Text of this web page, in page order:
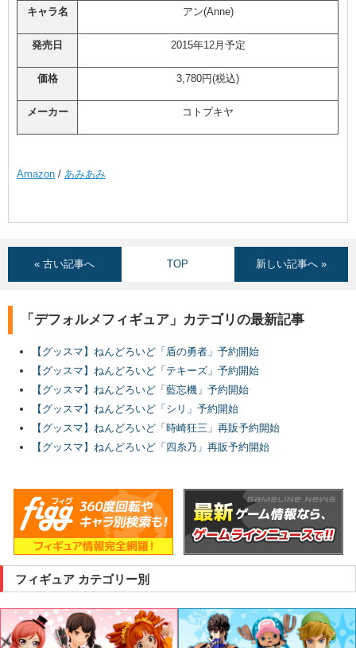
キャラ名 アン(Anne)
発売日 2015年12月予定
価格 3,780円(税込)
メーカー コトブキヤ
Amazon / あみあみ
« 古い記事へ TOP 新しい記事へ »
「デフォルメフィギュア」カテゴリの最新記事
【グッスマ】ねんどろいど「盾の勇者」予約開始
【グッスマ】ねんどろいど「テキーズ」予約開始
【グッスマ】ねんどろいど「藍忘機」予約開始
【グッスマ】ねんどろいど「シリ」予約開始
【グッスマ】ねんどろいど「時崎狂三」再販予約開始
【グッスマ】ねんどろいど「四糸乃」再販予約開始
フィギュア カテゴリー別